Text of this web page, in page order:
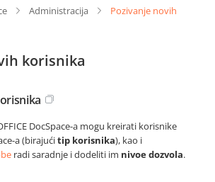
Administracija
Pozivanje novih
korisnika
DocSpace-a mogu kreirati korisnike
a (birajućitip korisnika), kao i
radi saradnje i dodeliti im nivoe dozvola.